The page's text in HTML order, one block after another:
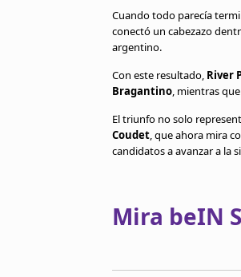
Cuando todo parecía
conectó un cabezazo
argentino.
Con este resultado, River
Bragantino, mientras que
El triunfo no solo
Coudet, que ahora mira
candidatos a avanzar a la
Mira beIN